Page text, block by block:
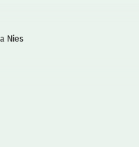
Nies